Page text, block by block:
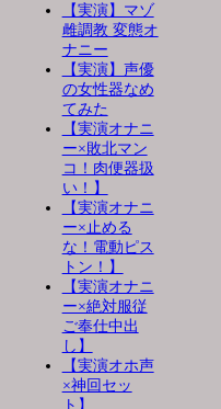
【実演】マゾ
雌調教 変態オ
ナニー
【実演】声優
の女性器なめ
てみた
【実演オナニ
ー×敗北マン
コ！肉便器扱
い！】
【実演オナニ
ー×止める
な！電動ピス
トン！】
【実演オナニ
ー×絶対服従
ご奉仕中出
し】
【実演オホ声
×神回セッ
ト】